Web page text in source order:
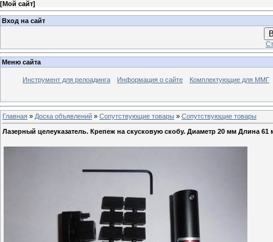
[Мой сайт]
Вход на сайт
Меню сайта
Инструмент для релоадинга Информация о сайте Комплектующие для ММГ
Главная » Доска объявлений » Сопутствующие товары » Сопутствующие товары
Лазерный целеуказатель. Крепеж на скусковую скобу. Диаметр 20 мм Длина